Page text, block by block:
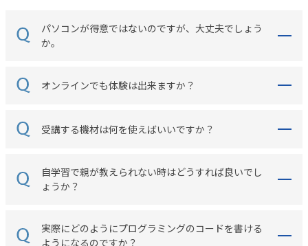
パソコンが得意ではないのですが、大丈夫でしょう
か。
オンラインでも体験は出来ますか？
受講する機材は何を使えばいいですか？
自学習で親が教えられない時はどうすれば良いでし
ょうか？
実際にどのようにプログラミングのコードを書ける
ようになるのですか？